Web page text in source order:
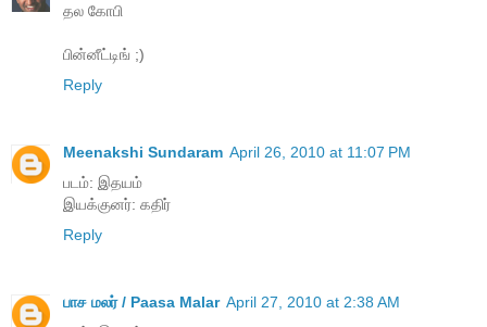
தல கோபி
பின்னீட்டிங் ;)
Reply
Meenakshi Sundaram April 26, 2010 at 11:07 PM
படம்: இதயம்
இயக்குனர்: கதிர்
Reply
பாச மலர் / Paasa Malar April 27, 2010 at 2:38 AM